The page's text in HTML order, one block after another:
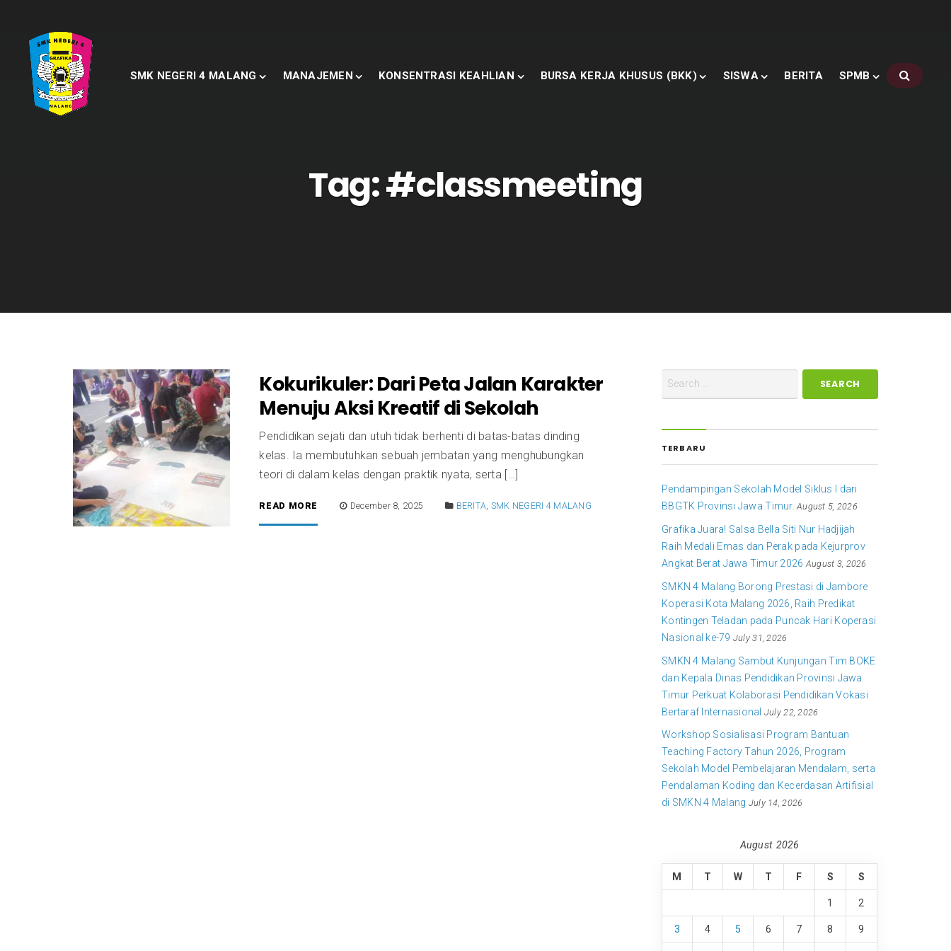
SMK NEGERI 4 MALANG MANAJEMEN KONSENTRASI KEAHLIAN BURSA KERJA KHUSUS (BKK) SISWA BERITA SPMB
Tag:#classmeeting
Kokurikuler: Dari Peta Jalan Karakter
Menuju Aksi Kreatif di Sekolah
Pendidikan sejati dan utuh tidak berhenti di batas-batas dinding
kelas. Ia membutuhkan sebuah jembatan yang menghubungkan
teori di dalam kelas dengan praktik nyata, serta […]
READ MORE December 8, 2025 BERITA SMK NEGERI 4 MALANG
TERBARU
Pendampingan Sekolah Model Siklus I dari
BBGTK Provinsi Jawa Timur. August 5, 2026
Grafika Juara! Salsa Bella Siti Nur Hadjijah
Raih Medali Emas dan Perak pada Kejurprov
Angkat Berat Jawa Timur 2026 August 3, 2026
SMKN 4 Malang Borong Prestasi di Jambore
Koperasi Kota Malang 2026, Raih Predikat
Kontingen Teladan pada Puncak Hari Koperasi
Nasional ke-79 July 31, 2026
SMKN 4 Malang Sambut Kunjungan Tim BOKE
dan Kepala Dinas Pendidikan Provinsi Jawa
Timur Perkuat Kolaborasi Pendidikan Vokasi
Bertaraf Internasional July 22, 2026
Workshop Sosialisasi Program Bantuan
Teaching Factory Tahun 2026, Program
Sekolah Model Pembelajaran Mendalam, serta
Pendalaman Koding dan Kecerdasan Artifisial
di SMKN 4 Malang July 14, 2026
August 2026
M T W T F S S
1 2
3 4 5 6 7 8 9